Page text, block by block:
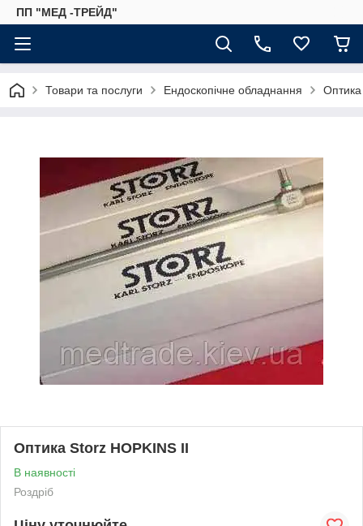
ПП "МЕД -ТРЕЙД"
Товари та послуги Ендоскопічне обладнання
Оптика Storz HOPKINS II
В наявності
Роздріб